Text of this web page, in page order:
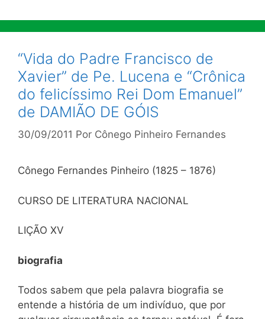
“Vida do Padre Francisco de
Xavier” de Pe. Lucena e “Crônica
do felicíssimo Rei Dom Emanuel”
de DAMIÃO DE GÓIS
30/09/2011 Por Cônego Pinheiro Fernandes
Cônego Fernandes Pinheiro (1825 – 1876)
CURSO DE LITERATURA NACIONAL
LIÇÃO XV
biografia
Todos sabem que pela palavra biografia se
entende a história de um indivíduo, que por